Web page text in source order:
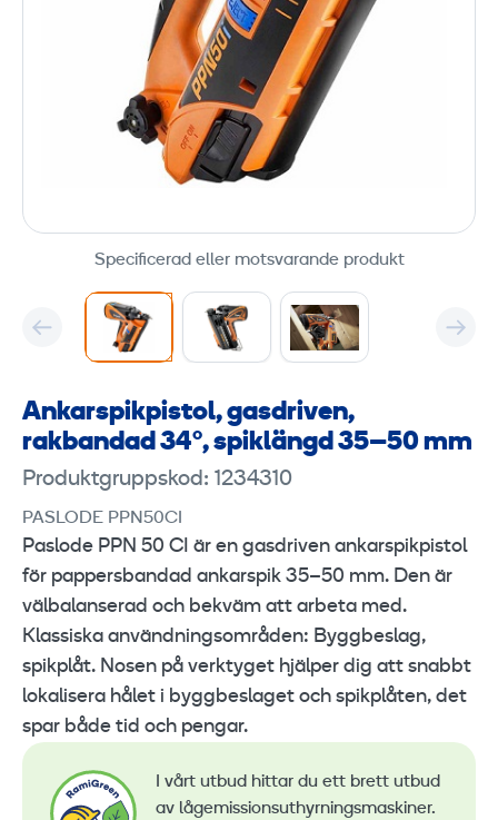
Specificerad eller motsvarande produkt
Ankarspikpistol, gasdriven,
rakbandad 34°, spiklängd 35–50 mm
Produktgruppskod: 1234310
PASLODE PPN50CI
Paslode PPN 50 CI är en gasdriven ankarspikpistol
för pappersbandad ankarspik 35–50 mm. Den är
välbalanserad och bekväm att arbeta med.
Klassiska användningsområden: Byggbeslag,
spikplåt. Nosen på verktyget hjälper dig att snabbt
lokalisera hålet i byggbeslaget och spikplåten, det
spar både tid och pengar.
I vårt utbud hittar du ett brett utbud
av lågemissionsuthyrningsmaskiner.